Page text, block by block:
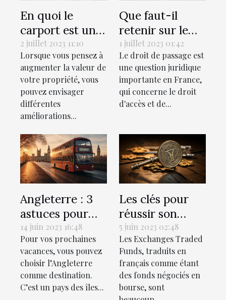
En quoi le
carport est une
valeur ajoutée à
votre propriété
?
2 juillet 2023 11:10
Lorsque vous pensez à
augmenter la valeur de
votre propriété, vous
pouvez envisager
différentes
améliorations...
Que faut-il
retenir sur le
droit de passage
selon le droit
français?
1 juillet 2023 01:42
Le droit de passage est
une question juridique
importante en France,
qui concerne le droit
d'accès et de...
Angleterre : 3
astuces pour
bien préparer
ce voyage
14 juin 2023 16:48
Pour vos prochaines
vacances, vous pouvez
choisir l’Angleterre
comme destination.
C’est un pays des îles...
Les clés pour
réussir son
investissement
dans les ETF
5 juin 2023 02:48
Les Exchanges Traded
Funds, traduits en
français comme étant
des fonds négociés en
bourse, sont